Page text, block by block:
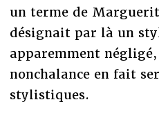
un terme de
désignait par là un
apparemment négligé,
nonchalance en fait
stylistiques.